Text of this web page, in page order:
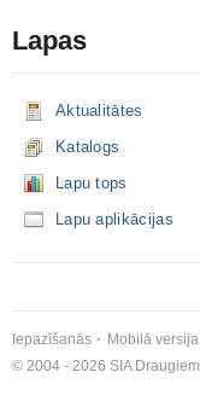
Lapas
Aktualitātes
Katalogs
Lapu tops
Lapu aplikācijas
Iepazīšanās Mobilā versija
© 2004 - 2026 SIA Draugiem